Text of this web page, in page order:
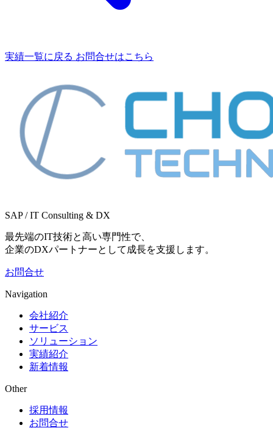
実績一覧に戻る お問合せはこちら
SAP / IT Consulting & DX
最先端のIT技術と高い専門性で、
企業のDXパートナーとして成長を支援します。
お問合せ
Navigation
会社紹介
サービス
ソリューション
実績紹介
新着情報
Other
採用情報
お問合せ